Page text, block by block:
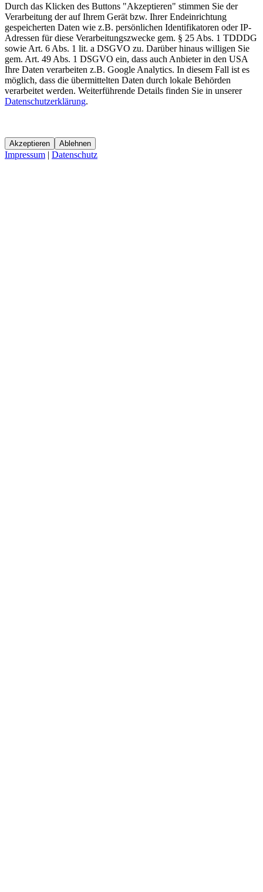
Durch das Klicken des Buttons "Akzeptieren" stimmen Sie der
Verarbeitung der auf Ihrem Gerät bzw. Ihrer Endeinrichtung
gespeicherten Daten wie z.B. persönlichen Identifikatoren oder IP-
Adressen für diese Verarbeitungszwecke gem. § 25 Abs. 1 TDDDG
sowie Art. 6 Abs. 1 lit. a DSGVO zu. Darüber hinaus willigen Sie
gem. Art. 49 Abs. 1 DSGVO ein, dass auch Anbieter in den USA
Ihre Daten verarbeiten z.B. Google Analytics. In diesem Fall ist es
möglich, dass die übermittelten Daten durch lokale Behörden
verarbeitet werden. Weiterführende Details finden Sie in unserer
Datenschutzerklärung.
Akzeptieren Ablehnen
Impressum | Datenschutz